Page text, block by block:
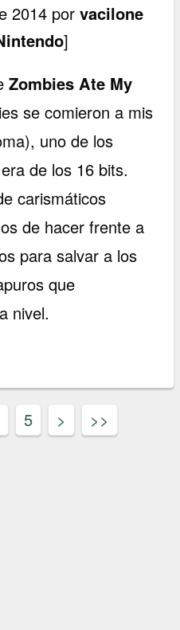
2014 porvacilone
]
Zombies Ate My
se comieron a mis
uno de los
de los 16 bits.
carismáticos
de hacer frente a
para salvar a los
que
nivel.
5 > >>